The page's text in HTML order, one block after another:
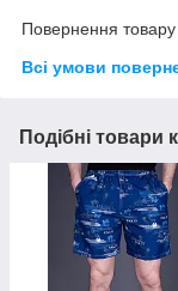
Повернення
Всі умови
Подібні товари